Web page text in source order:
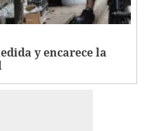
y encarece la